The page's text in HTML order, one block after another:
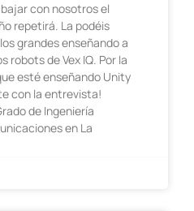
con nosotros el
repetirá. La podéis
grandes enseñando a
robots de Vex IQ. Por la
esté enseñando Unity
con la entrevista!
de Ingeniería
en La